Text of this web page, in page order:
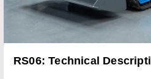
RS06: Technical